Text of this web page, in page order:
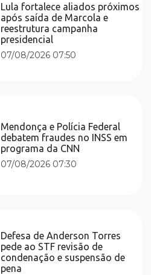
Lula fortalece aliados próximos
após saída de Marcola e
reestrutura campanha
presidencial
07/08/2026 07:50
Mendonça e Polícia Federal
debatem fraudes no INSS em
programa da CNN
07/08/2026 07:30
Defesa de Anderson Torres
pede ao STF revisão de
condenação e suspensão de
pena